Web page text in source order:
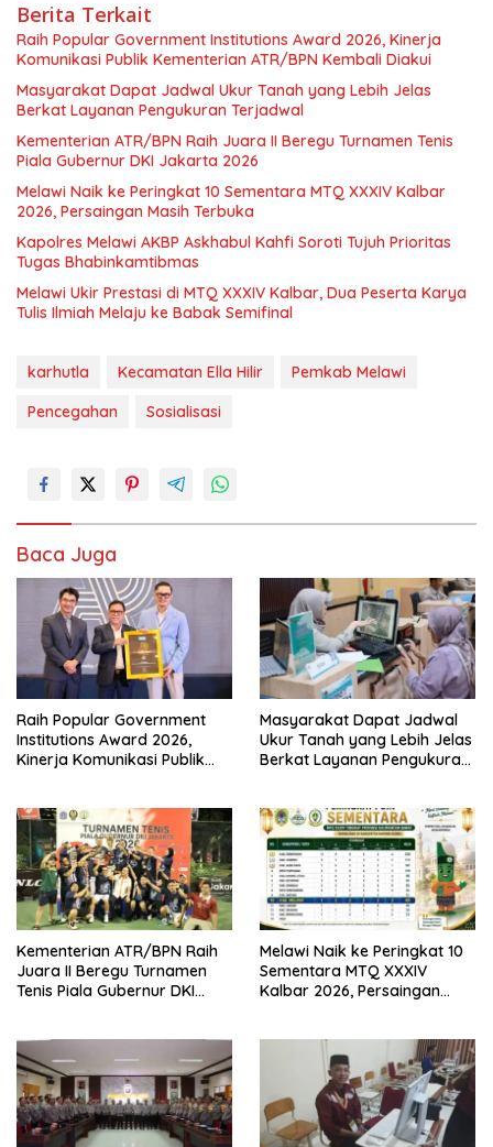
Berita Terkait
Raih Popular Government Institutions Award 2026, Kinerja
Komunikasi Publik Kementerian ATR/BPN Kembali Diakui
Masyarakat Dapat Jadwal Ukur Tanah yang Lebih Jelas
Berkat Layanan Pengukuran Terjadwal
Kementerian ATR/BPN Raih Juara II Beregu Turnamen Tenis
Piala Gubernur DKI Jakarta 2026
Melawi Naik ke Peringkat 10 Sementara MTQ XXXIV Kalbar
2026, Persaingan Masih Terbuka
Kapolres Melawi AKBP Askhabul Kahfi Soroti Tujuh Prioritas
Tugas Bhabinkamtibmas
Melawi Ukir Prestasi di MTQ XXXIV Kalbar, Dua Peserta Karya
Tulis Ilmiah Melaju ke Babak Semifinal
karhutla Kecamatan Ella Hilir
Pemkab Melawi
Pencegahan
Sosialisasi
Baca Juga
Raih Popular Government
Institutions Award 2026,
Kinerja Komunikasi Publik
Masyarakat Dapat Jadwal
Ukur Tanah yang Lebih Jelas
Berkat Layanan Pengukuran
Kementerian ATR/BPN Raih
Juara II Beregu Turnamen
Tenis Piala Gubernur DKI
Melawi Naik ke Peringkat 10
Sementara MTQ XXXIV
Kalbar 2026, Persaingan